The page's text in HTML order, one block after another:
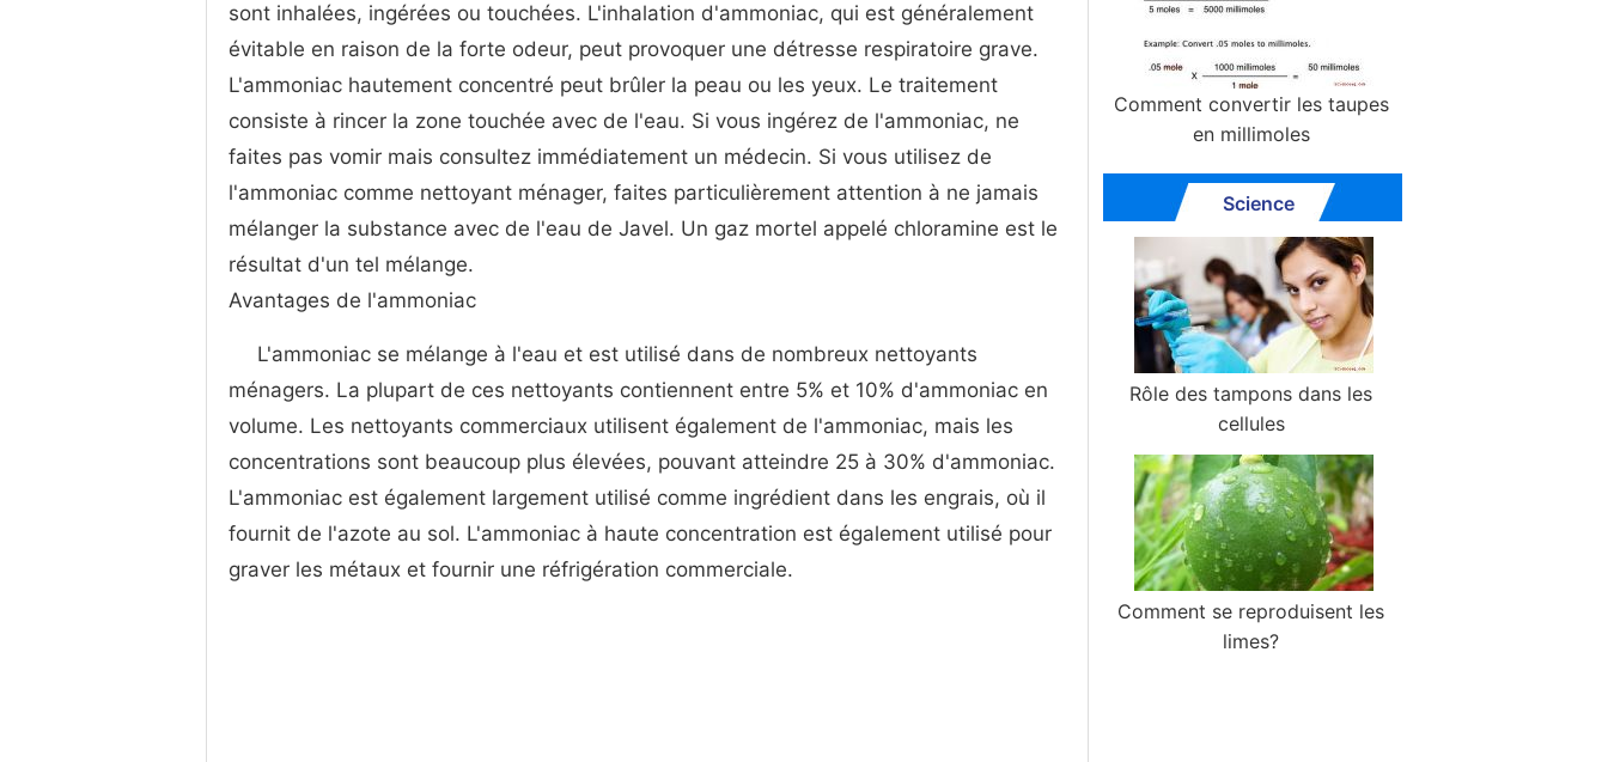
sont inhalées, ingérées ou touchées. L'inhalation d'ammoniac, qui est généralement
évitable en raison de la forte odeur, peut provoquer une détresse respiratoire grave.
L'ammoniac hautement concentré peut brûler la peau ou les yeux. Le traitement
consiste à rincer la zone touchée avec de l'eau. Si vous ingérez de l'ammoniac, ne
faites pas vomir mais consultez immédiatement un médecin. Si vous utilisez de
l'ammoniac comme nettoyant ménager, faites particulièrement attention à ne jamais
mélanger la substance avec de l'eau de Javel. Un gaz mortel appelé chloramine est le
résultat d'un tel mélange.
Avantages de l'ammoniac
L'ammoniac se mélange à l'eau et est utilisé dans de nombreux nettoyants
ménagers. La plupart de ces nettoyants contiennent entre 5% et 10% d'ammoniac en
volume. Les nettoyants commerciaux utilisent également de l'ammoniac, mais les
concentrations sont beaucoup plus élevées, pouvant atteindre 25 à 30% d'ammoniac.
L'ammoniac est également largement utilisé comme ingrédient dans les engrais, où il
fournit de l'azote au sol. L'ammoniac à haute concentration est également utilisé pour
graver les métaux et fournir une réfrigération commerciale.
Comment convertir les taupes
en millimoles
Science
Rôle des tampons dans les
cellules
Comment se reproduisent les
limes?